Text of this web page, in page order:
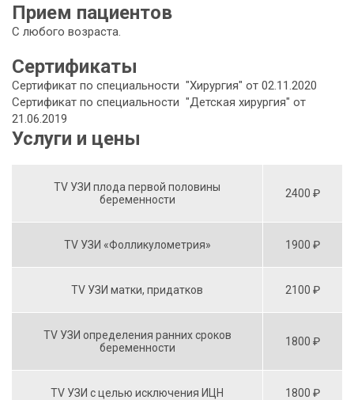
Прием пациентов
С любого возраста.
Сертификаты
Сертификат по специальности "Хирургия" от 02.11.2020
Сертификат по специальности "Детская хирургия" от
21.06.2019
Услуги и цены
TV УЗИ плода первой половины
беременности
2400 ₽
TV УЗИ «Фолликулометрия» 1900 ₽
TV УЗИ матки, придатков 2100 ₽
TV УЗИ определения ранних сроков
беременности
1800 ₽
TV УЗИ с целью исключения ИЦН 1800 ₽